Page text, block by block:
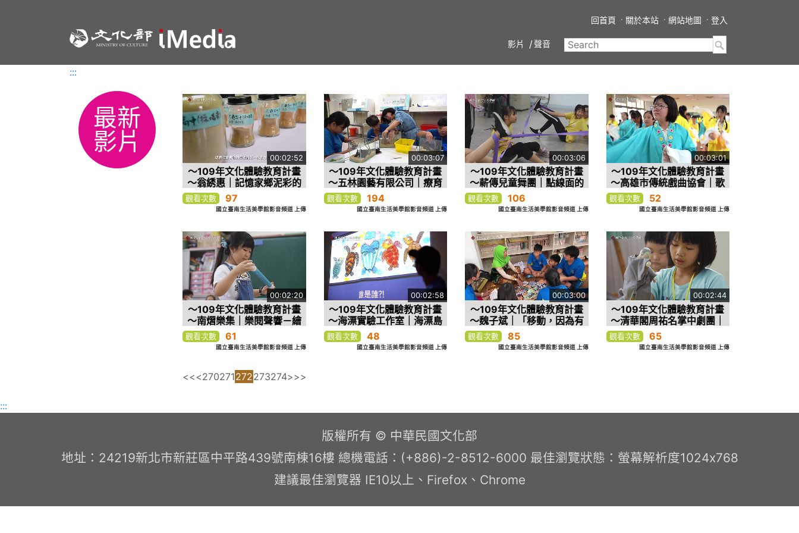
:::
回首頁 關於本站 網站地圖 登入
影片 聲音
:::
最新
影片
00:02:52
～109年文化體驗教育計畫
～翁綉惠｜記憶家鄉泥彩的
行囊
觀看次數 97
國立臺南生活美學館影音頻道 上傳
00:03:07
～109年文化體驗教育計畫
～五林園藝有限公司｜療育
景觀美學教育計畫
觀看次數 194
國立臺南生活美學館影音頻道 上傳
00:03:06
～109年文化體驗教育計畫
～薪傳兒童舞團｜點線面的
遊戲
觀看次數 106
國立臺南生活美學館影音頻道 上傳
00:03:01
～109年文化體驗教育計畫
～高雄市傳統戲曲協會｜歌
仔戲之美
觀看次數 52
國立臺南生活美學館影音頻道 上傳
00:02:20
～109年文化體驗教育計畫
～南熠樂集｜樂閱聲響－繪
本音樂劇場創作體驗計畫
觀看次數 61
國立臺南生活美學館影音頻道 上傳
00:02:58
～109年文化體驗教育計畫
～海漂實驗工作室｜海漂島
嶼藝術體驗計畫
觀看次數 48
國立臺南生活美學館影音頻道 上傳
00:03:00
～109年文化體驗教育計畫
～魏子斌｜「移動，因為有
夢」－以繪本《抵岸》探討
多元文化議題
觀看次數 85
國立臺南生活美學館影音頻道 上傳
00:02:44
～109年文化體驗教育計畫
～清華閣周祐名掌中劇團｜
布袋戲的氣口
觀看次數 65
國立臺南生活美學館影音頻道 上傳
<<<270271272273274>>>
:::
版權所有 © 中華民國文化部
地址：24219新北市新莊區中平路439號南棟16樓 總機電話：(+886)-2-8512-6000 最佳瀏覽狀態：螢幕解析度1024x768
建議最佳瀏覽器 IE10以上、Firefox、Chrome